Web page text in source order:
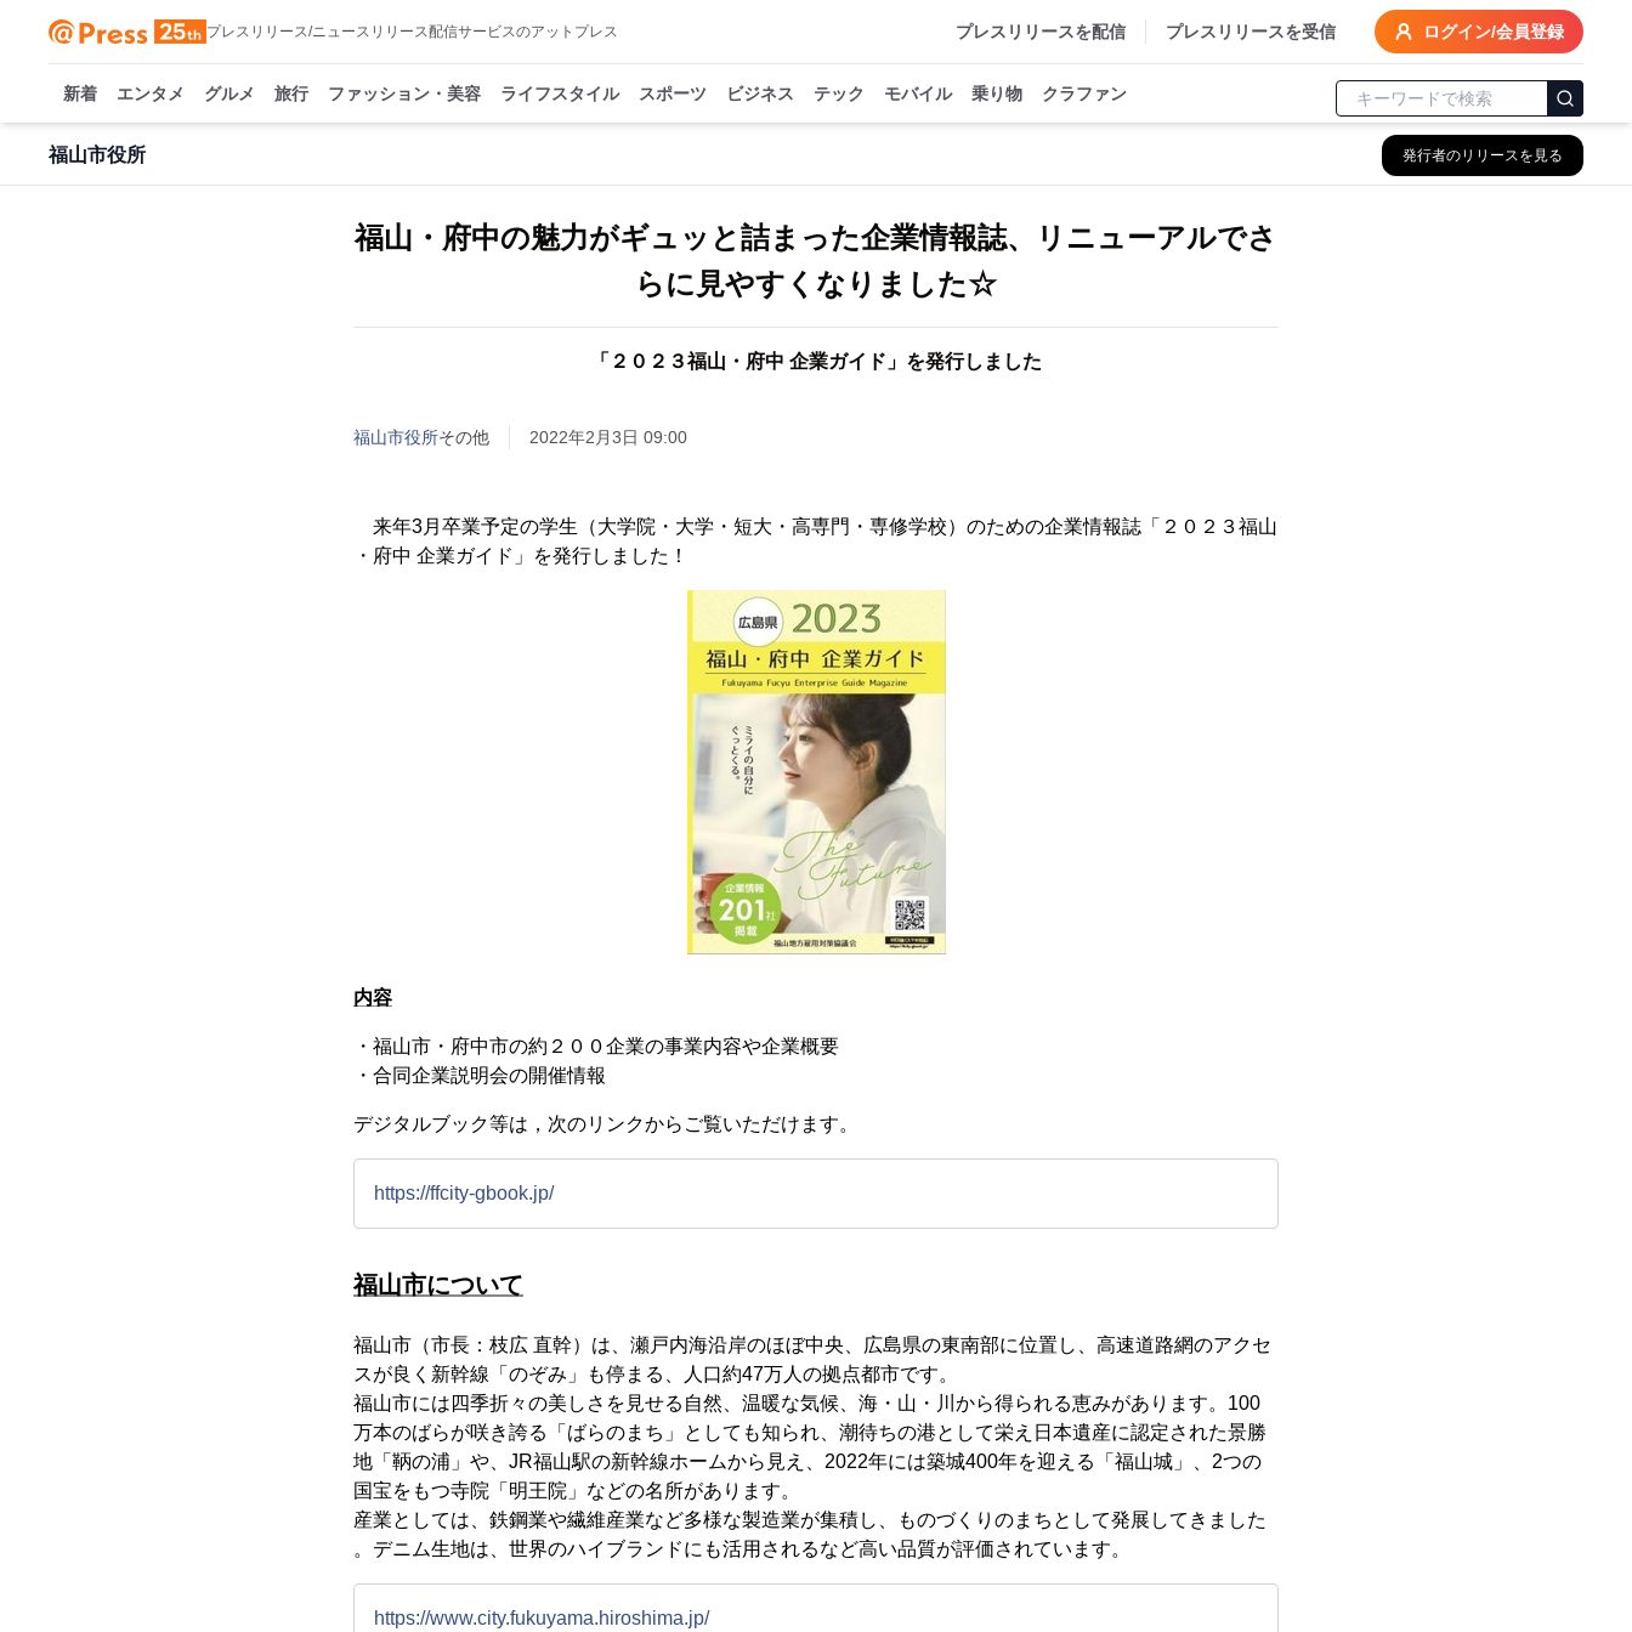
プレスリリース/ニュースリリース配信サービスのアットプレス プレスリリースを配信 プレスリリースを受信 ログイン/会員登録
新着 エンタメ グルメ 旅行 ファッション・美容 ライフスタイル スポーツ ビジネス テック モバイル 乗り物 クラファン
福山市役所 発行者のリリースを見る
福山・府中の魅力がギュッと詰まった企業情報誌、リニューアルでさ
らに見やすくなりました☆
「２０２３福山・府中 企業ガイド」を発行しました
福山市役所その他 2022年2月3日 09:00
来年3月卒業予定の学生（大学院・大学・短大・高専門・専修学校）のための企業情報誌「２０２３福山
・府中 企業ガイド」を発行しました！
内容
・福山市・府中市の約２００企業の事業内容や企業概要
・合同企業説明会の開催情報
デジタルブック等は，次のリンクからご覧いただけます。
https://ffcity-gbook.jp/
福山市について
福山市（市長：枝広 直幹）は、瀬戸内海沿岸のほぼ中央、広島県の東南部に位置し、高速道路網のアクセ
スが良く新幹線「のぞみ」も停まる、人口約47万人の拠点都市です。
福山市には四季折々の美しさを見せる自然、温暖な気候、海・山・川から得られる恵みがあります。100
万本のばらが咲き誇る「ばらのまち」としても知られ、潮待ちの港として栄え日本遺産に認定された景勝
地「鞆の浦」や、JR福山駅の新幹線ホームから見え、2022年には築城400年を迎える「福山城」、2つの
国宝をもつ寺院「明王院」などの名所があります。
産業としては、鉄鋼業や繊維産業など多様な製造業が集積し、ものづくりのまちとして発展してきました
。デニム生地は、世界のハイブランドにも活用されるなど高い品質が評価されています。
https://www.city.fukuyama.hiroshima.jp/